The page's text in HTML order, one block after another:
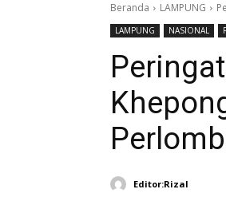
Beranda LAMPUNG
LAMPUNG NASIONAL
Editor:Rizal